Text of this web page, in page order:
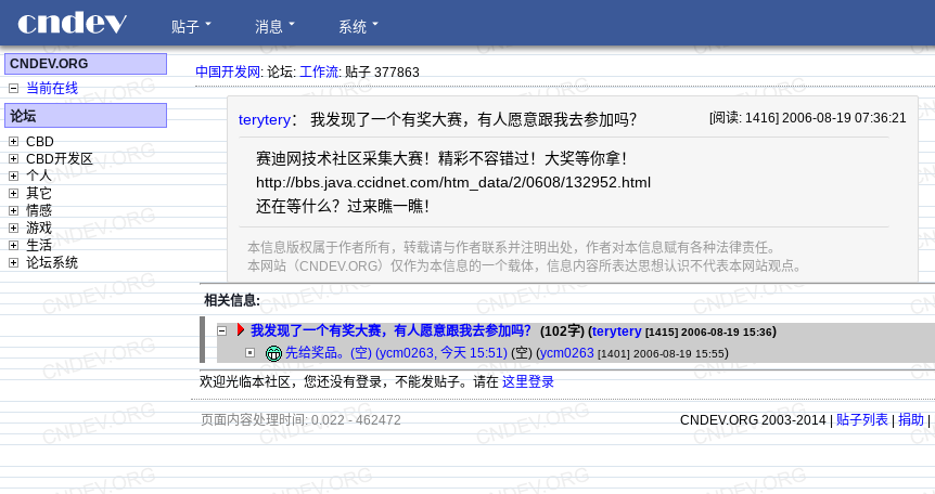
贴子 消息 系统
CNDEV.ORG
当前在线
论坛
CBD
CBD开发区
个人
其它
情感
游戏
生活
论坛系统
中国开发网: 论坛:工作流: 贴子 377863
terytery： 我发现了一个有奖大赛，有人愿意跟我去参加吗？ [阅读: 1416] 2006-08-19 07:36:21
赛迪网技术社区采集大赛！精彩不容错过！大奖等你拿！
http://bbs.java.ccidnet.com/htm_data/2/0608/132952.html
还在等什么？过来瞧一瞧！
本信息版权属于作者所有，转载请与作者联系并注明出处，作者对本信息赋有各种法律责任。
本网站（CNDEV.ORG）仅作为本信息的一个载体，信息内容所表达思想认识不代表本网站观点。
相关信息:
我发现了一个有奖大赛，有人愿意跟我去参加吗？
(102字) (terytery [1415] 2006-08-19 15:36)
先给奖品。(空) (ycm0263, 今天 15:51) (空) (ycm0263 [1401] 2006-08-19 15:55)
欢迎光临本社区，您还没有登录，不能发贴子。请在这里登录
页面内容处理时间: 0.022 - 462472 CNDEV.ORG 2003-2014 |贴子列表|捐助|